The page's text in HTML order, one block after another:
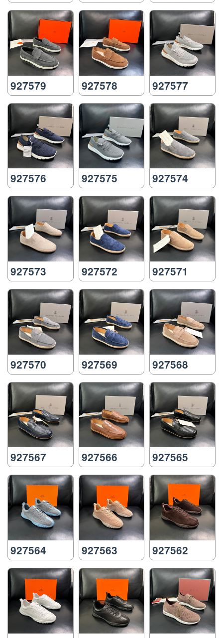
927579 927578 927577
927576 927575 927574
927573 927572 927571
927570 927569 927568
927567 927566 927565
927564 927563 927562